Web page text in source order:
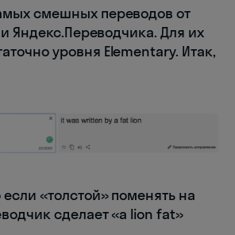
смешных переводов от
Яндекс.Переводчика. Для их
уровня Elementary. Итак,
«толстой» поменять на
сделает «a lion fat»